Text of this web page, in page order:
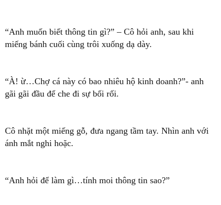
“Anh muốn biết thông tin gì?” – Cô hỏi anh, sau khi
miếng bánh cuối cùng trôi xuống dạ dày.
“À! ừ…Chợ cá này có bao nhiêu hộ kinh doanh?”- anh
gãi gãi đầu để che đi sự bối rối.
Cô nhặt một miếng gỗ, đưa ngang tầm tay. Nhìn anh với
ánh mắt nghi hoặc.
“Anh hỏi để làm gì…tính moi thông tin sao?”